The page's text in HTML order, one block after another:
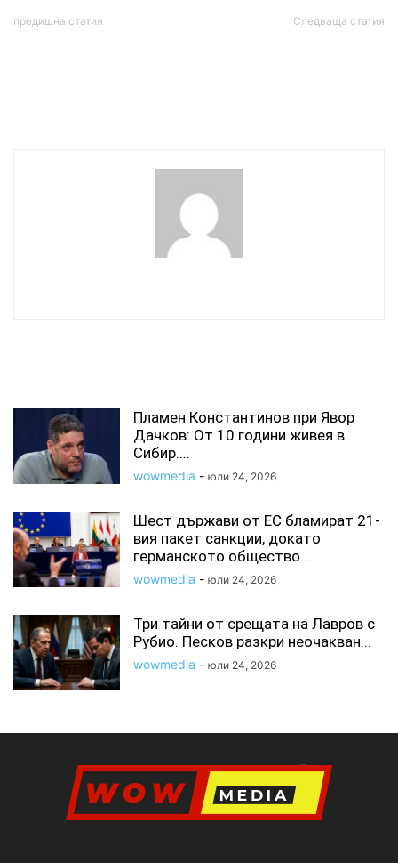
предишна статия Следваща статия
Пламен Константинов при Явор
Дачков: От 10 години живея в
Сибир....
wowmedia - юли 24, 2026
Шест държави от ЕС бламират 21-
вия пакет санкции, докато
германското общество...
wowmedia - юли 24, 2026
Три тайни от срещата на Лавров с
Рубио. Песков разкри неочакван...
wowmedia - юли 24, 2026